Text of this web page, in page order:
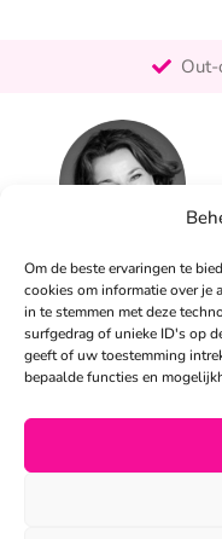
Om de beste ervaringen te
cookies om informatie over je
in te stemmen met deze
surfgedrag of unieke ID's op
geeft of uw toestemming
bepaalde functies en